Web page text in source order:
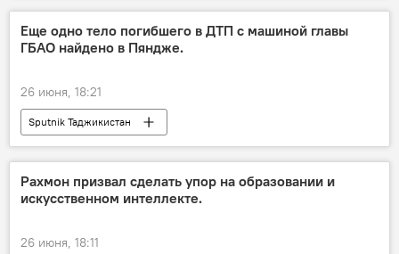
Еще одно тело погибшего в ДТП с машиной главы
ГБАО найдено в Пяндже.
26 июня, 18:21
Sputnik Таджикистан
Рахмон призвал сделать упор на образовании и
искусственном интеллекте.
26 июня, 18:11